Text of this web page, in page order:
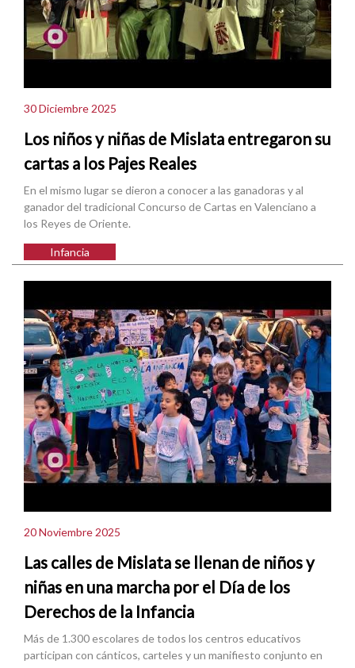
30 Diciembre 2025
Los niños y niñas de Mislata entregaron su
cartas a los Pajes Reales
En el mismo lugar se dieron a conocer a las ganadoras y al
ganador del tradicional Concurso de Cartas en Valenciano a
los Reyes de Oriente.
Infancia
20 Noviembre 2025
Las calles de Mislata se llenan de niños y
niñas en una marcha por el Día de los
Derechos de la Infancia
Más de 1.300 escolares de todos los centros educativos
participan con cánticos, carteles y un manifiesto conjunto en